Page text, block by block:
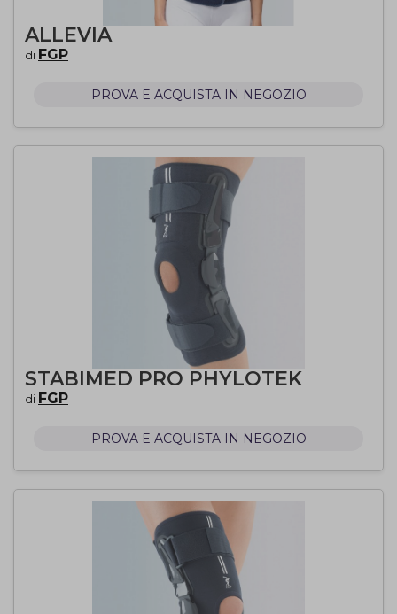
ALLEVIA
di FGP
PROVA E ACQUISTA IN NEGOZIO
STABIMED PRO PHYLOTEK
di FGP
PROVA E ACQUISTA IN NEGOZIO